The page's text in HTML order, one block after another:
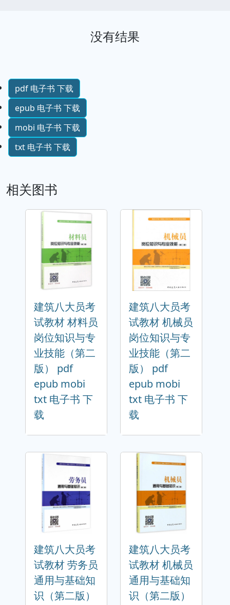
没有结果
pdf 电子书 下载
epub 电子书 下载
mobi 电子书 下载
txt 电子书 下载
相关图书
建筑八大员考
试教材 材料员
岗位知识与专
业技能（第二
版） pdf
epub mobi
txt 电子书 下
载
建筑八大员考
试教材 机械员
岗位知识与专
业技能（第二
版） pdf
epub mobi
txt 电子书 下
载
建筑八大员考
试教材 劳务员
通用与基础知
识（第二版）
建筑八大员考
试教材 机械员
通用与基础知
识（第二版）